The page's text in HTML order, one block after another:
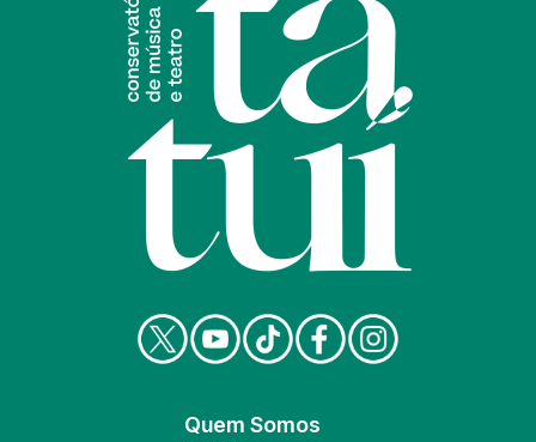
Quem Somos